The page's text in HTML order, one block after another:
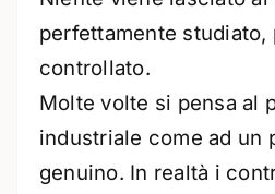
perfettamente studiato,
controllato.
Molte volte si pensa al
industriale come ad un
genuino. In realtà i